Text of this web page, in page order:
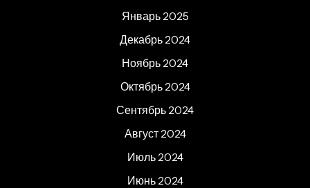
Январь 2025
Декабрь 2024
Ноябрь 2024
Октябрь 2024
Сентябрь 2024
Август 2024
Июль 2024
Июнь 2024